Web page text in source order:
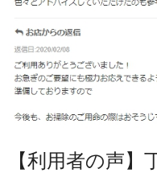
【利用者の声